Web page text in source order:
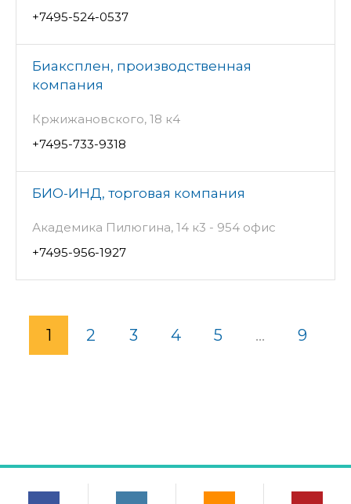
+7495-524-0537
Биаксплен, производственная
компания
Кржижановского, 18 к4
+7495-733-9318
БИО-ИНД, торговая компания
Академика Пилюгина, 14 к3 - 954 офис
+7495-956-1927
1 2 3 4 5 ... 9